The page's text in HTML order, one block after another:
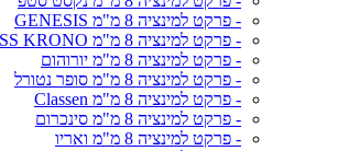
- פרקט למינציה 8 מ"מ GENESIS
- פרקט למינציה 8 מ"מ SWISS KRONO רחב
- פרקט למינציה 8 מ"מ יורוהום
- פרקט למינציה 8 מ"מ סופר נטורל
- פרקט למינציה 8 מ"מ Classen
- פרקט למינציה 8 מ"מ סינכרום
- פרקט למינציה 8 מ"מ ואריו